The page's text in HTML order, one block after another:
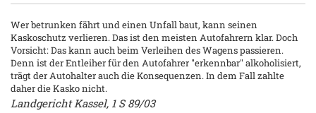
Wer betrunken fährt und einen Unfall baut, kann seinen
Kaskoschutz verlieren. Das ist den meisten Autofahrern klar. Doch
Vorsicht: Das kann auch beim Verleihen des Wagens passieren.
Denn ist der Entleiher für den Autofahrer "erkennbar" alkoholisiert,
trägt der Autohalter auch die Konsequenzen. In dem Fall zahlte
daher die Kasko nicht.
Landgericht Kassel, 1 S 89/03